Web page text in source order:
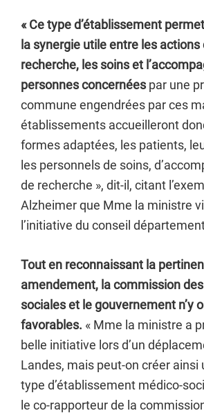
« Ce type d’établissement
la synergie utile entre les actions
recherche, les soins et
personnes concernées par une
commune engendrées par ces
établissements accueilleront
formes adaptées, les patients,
les personnels de soins,
de recherche », dit-il, citant
Alzheimer que Mme la ministre
l’initiative du conseil
Tout en reconnaissant la
amendement, la commission
sociales et le gouvernement n’y
favorables. « Mme la ministre a
belle initiative lors d’un
Landes, mais peut-on créer ainsi
type d’établissement médico-
le co-rapporteur de la